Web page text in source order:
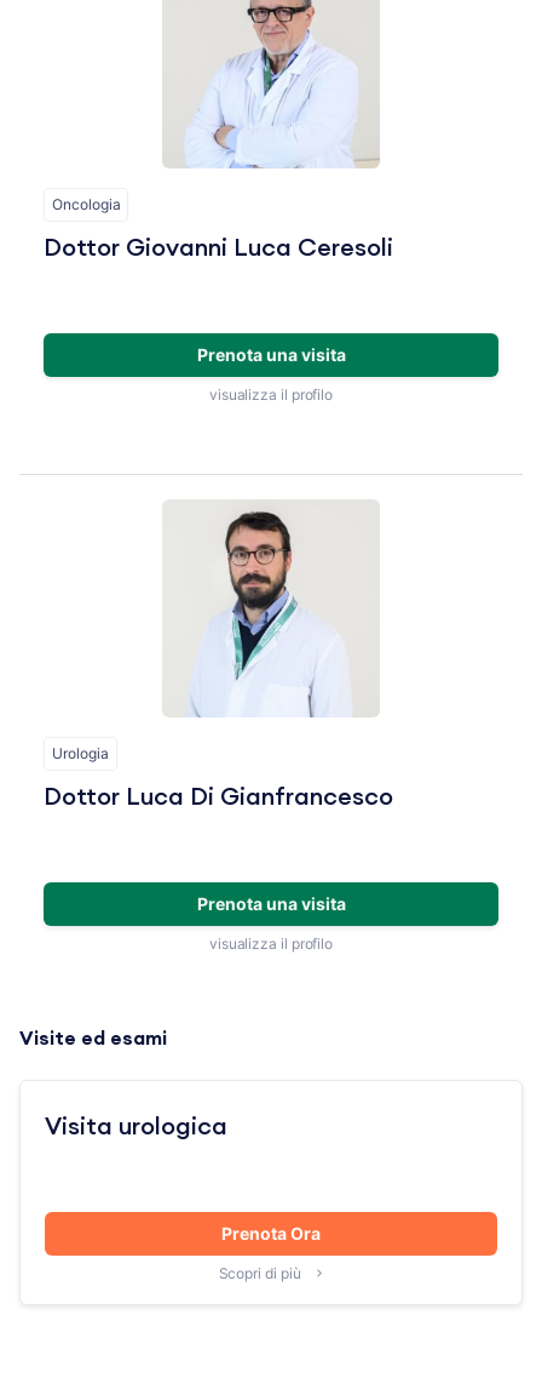
Oncologia
Dottor Giovanni Luca Ceresoli
Prenota una visita
visualizza il profilo
Urologia
Dottor Luca Di Gianfrancesco
Prenota una visita
visualizza il profilo
Visite ed esami
Visita urologica
Prenota Ora
Scopri di più